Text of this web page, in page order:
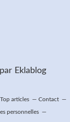
Eklablog
Top articles Contact
personnelles